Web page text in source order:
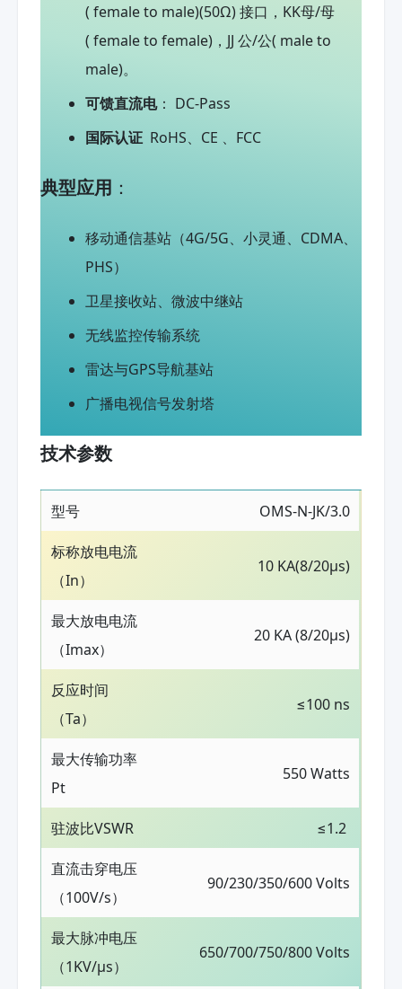
( female to male)(50Ω) 接口，KK母/母
( female to female)，JJ 公/公( male to
male)。
可馈直流电： DC-Pass
国际认证 RoHS、CE 、FCC
典型应用 ：
移动通信基站（4G/5G、小灵通、CDMA、
PHS）
卫星接收站、微波中继站
无线监控传输系统
雷达与GPS导航基站
广播电视信号发射塔
技术参数
型号 OMS-N-JK/3.0
标称放电电流
（In）
10 KA(8/20μs)
最大放电电流
（Imax）
20 KA (8/20μs)
反应时间
（Ta）
≤100 ns
最大传输功率
Pt
550 Watts
驻波比VSWR ≤1.2
直流击穿电压
（100V/s）
90/230/350/600 Volts
最大脉冲电压
（1KV/μs）
650/700/750/800 Volts